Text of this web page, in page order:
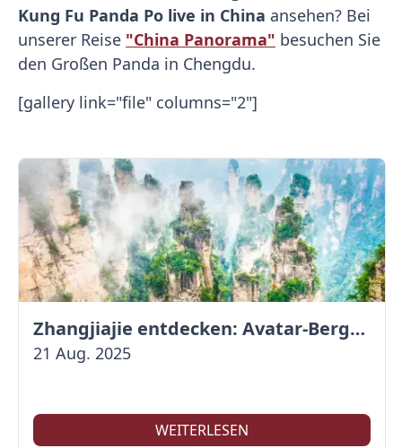
Kung Fu Panda Po live in China ansehen? Bei
unserer Reise "China Panorama" besuchen Sie
den Großen Panda in Chengdu.
[gallery link="file" columns="2"]
Zhangjiajie entdecken: Avatar-Berge & Altstadt von Fenghuang
21 Aug. 2025
WEITERLESEN